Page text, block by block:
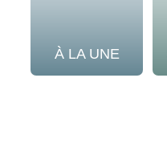
À LA UNE